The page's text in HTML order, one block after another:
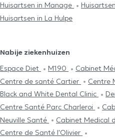
Huisartsen in Manage
Huisartsen in La Hulpe
Nabije ziekenhuizen
Espace Diet
M190
Cabinet
Centre de santé Cartier
Centre
Black and White Dental Clinic
Centre Santé Parc Charleroi
Neuville Santé
Cabinet Medical
Centre de Santé l'Olivier